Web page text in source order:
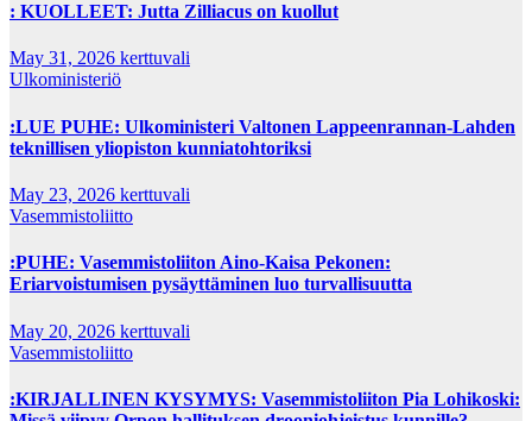
: KUOLLEET: Jutta Zilliacus on kuollut
May 31, 2026 kerttuvali
Ulkoministeriö
:LUE PUHE: Ulkoministeri Valtonen Lappeenrannan-Lahden
teknillisen yliopiston kunniatohtoriksi
May 23, 2026 kerttuvali
Vasemmistoliitto
:PUHE: Vasemmistoliiton Aino-Kaisa Pekonen:
Eriarvoistumisen pysäyttäminen luo turvallisuutta
May 20, 2026 kerttuvali
Vasemmistoliitto
:KIRJALLINEN KYSYMYS: Vasemmistoliiton Pia Lohikoski: